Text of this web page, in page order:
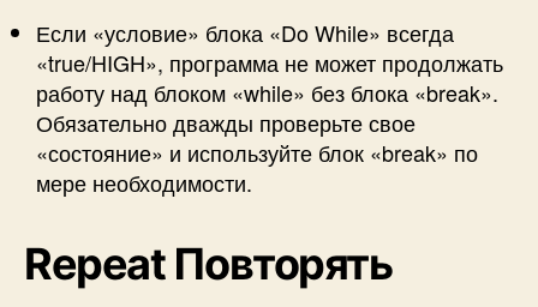
Если «условие» блока «Do While» всегда
«true/HIGH», программа не может продолжать
работу над блоком «while» без блока «break».
Обязательно дважды проверьте свое
«состояние» и используйте блок «break» по
мере необходимости.
Repeat Повторять